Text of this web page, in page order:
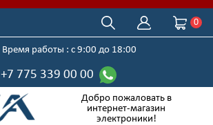
0
Время работы : с 9:00 до 18:00
+7 775 339 00 00
Добро пожаловать в
интернет-магазин
электроники!